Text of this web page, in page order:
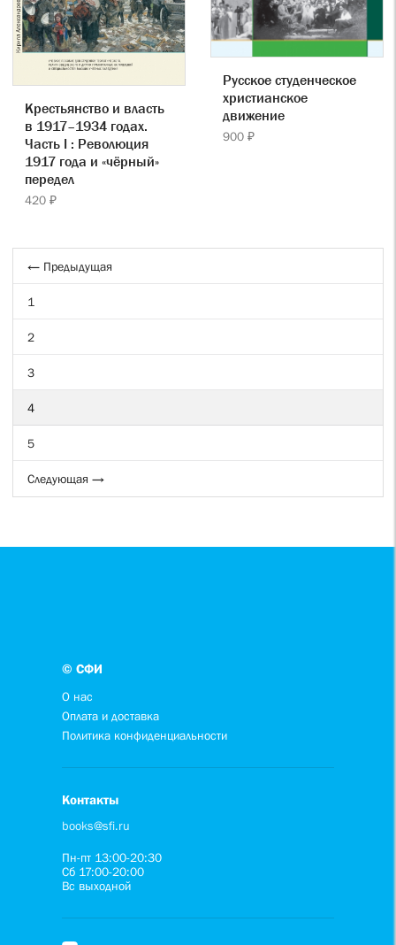
Крестьянство и власть
в 1917–1934 годах.
Часть I : Революция
1917 года и «чёрный»
передел
420 ₽
Русское студенческое
христианское
движение
900 ₽
← Предыдущая
1
2
3
4
5
Следующая →
© СФИ
О нас
Оплата и доставка
Политика конфиденциальности
Контакты
books@sfi.ru
Пн-пт 13:00-20:30
Сб 17:00-20:00
Вс выходной